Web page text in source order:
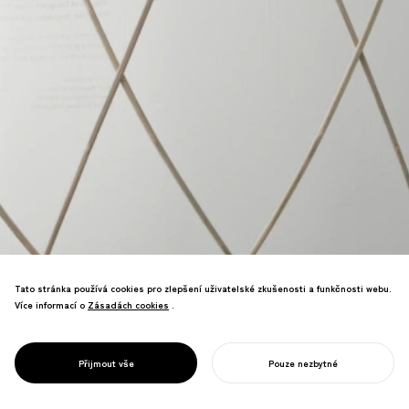
PROJECT
OBI
konstrukci založenou pouze na napětí.
Prezentuje japonský design celosvětově.
Tato stránka používá cookies pro zlepšení uživatelské zkušenosti a funkčnosti webu.
Více informací o Zásadách cookies
Zásadách cookies .
Přijmout vše Pouze nezbytné